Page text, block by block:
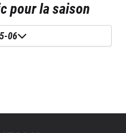
pour la saison
06